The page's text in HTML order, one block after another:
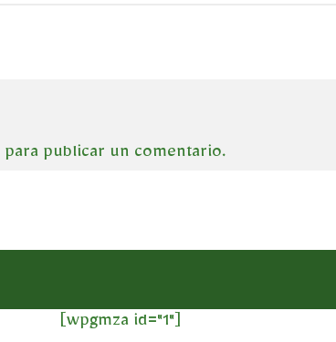
para publicar un comentario.
[wpgmza id="1"]